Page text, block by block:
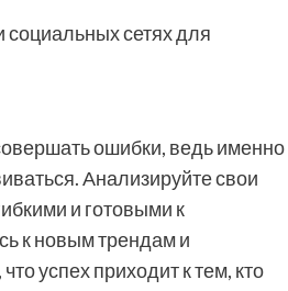
социальных сетях для
ошибки, ведь именно
Анализируйте свои
и готовыми к
к новым трендам и
успех приходит к тем, кто